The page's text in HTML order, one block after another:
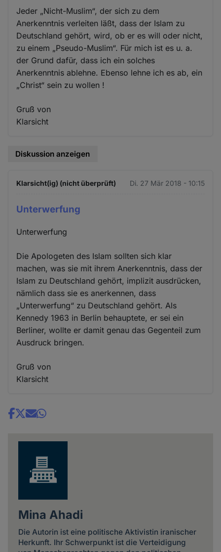
Jeder „Nicht-Muslim“, der sich zu dem
Anerkenntnis verleiten läßt, dass der Islam zu
Deutschland gehört, wird, ob er es will oder nicht,
zu einem „Pseudo-Muslim“. Für mich ist es u. a.
der Grund dafür, dass ich ein solches
Anerkenntnis ablehne. Ebenso lehne ich es ab, ein
„Christ“ sein zu wollen !
Gruß von
Klarsicht
Diskussion anzeigen
Klarsicht(ig) (nicht überprüft) Di. 27 Mär 2018 - 10:15
Unterwerfung
Unterwerfung
Die Apologeten des Islam sollten sich klar
machen, was sie mit ihrem Anerkenntnis, dass der
Islam zu Deutschland gehört, implizit ausdrücken,
nämlich dass sie es anerkennen, dass
„Unterwerfung“ zu Deutschland gehört. Als
Kennedy 1963 in Berlin behauptete, er sei ein
Berliner, wollte er damit genau das Gegenteil zum
Ausdruck bringen.
Gruß von
Klarsicht
Share
Mina Ahadi
Die Autorin ist eine politische Aktivistin iranischer
Herkunft. Ihr Schwerpunkt ist die Verteidigung